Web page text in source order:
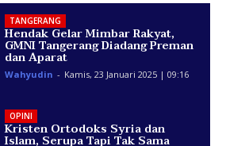
TANGERANG
Hendak Gelar Mimbar Rakyat,
GMNI Tangerang Diadang Preman
dan Aparat
Wahyudin - Kamis, 23 Januari 2025 | 09:16
OPINI
Kristen Ortodoks Syria dan
Islam, Serupa Tapi Tak Sama